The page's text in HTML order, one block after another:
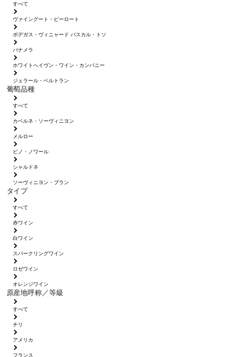
すべて
ヴァイングート・ピーロート
ボデガス・ヴィニャード パスカル・トソ
パナメラ
ホワイトへイヴン・ワイン・カンパニー
ジェラール・ベルトラン
葡萄品種
すべて
カベルネ・ソーヴィニヨン
メルロー
ピノ・ノワール
シャルドネ
ソーヴィニヨン・ブラン
タイプ
すべて
赤ワイン
白ワイン
スパークリングワイン
ロゼワイン
オレンジワイン
原産地呼称／等級
すべて
チリ
アメリカ
フランス